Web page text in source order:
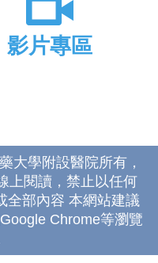
影片專區
大學附設醫院所有，
上閱讀，禁止以任何
全部內容 本網站建議
Chrome等瀏覽